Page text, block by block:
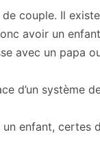
couple. Il
avoir un
avec un papa
d’un système
un enfant,